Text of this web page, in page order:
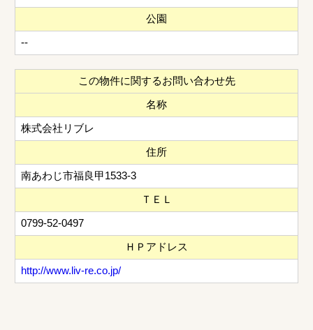
公園
--
この物件に関するお問い合わせ先
名称
株式会社リブレ
住所
南あわじ市福良甲1533-3
ＴＥＬ
0799-52-0497
ＨＰアドレス
http://www.liv-re.co.jp/